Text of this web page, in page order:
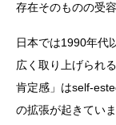
存在そのものの受
日本では1990年代
広く取り上げられ
肯定感」はself-
の拡張が起きてい